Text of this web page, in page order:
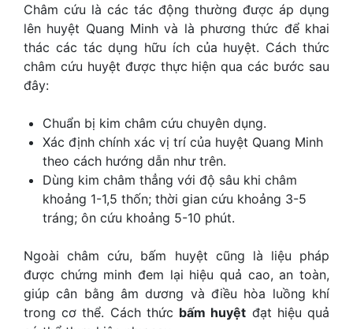
Châm cứu là các tác động thường được áp dụng
lên huyệt Quang Minh và là phương thức để khai
thác các tác dụng hữu ích của huyệt. Cách thức
châm cứu huyệt được thực hiện qua các bước sau
đây:
Chuẩn bị kim châm cứu chuyên dụng.
Xác định chính xác vị trí của huyệt Quang Minh
theo cách hướng dẫn như trên.
Dùng kim châm thẳng với độ sâu khi châm
khoảng 1-1,5 thốn; thời gian cứu khoảng 3-5
tráng; ôn cứu khoảng 5-10 phút.
Ngoài châm cứu, bấm huyệt cũng là liệu pháp
được chứng minh đem lại hiệu quả cao, an toàn,
giúp cân bằng âm dương và điều hòa luồng khí
trong cơ thể. Cách thức bấm huyệt đạt hiệu quả